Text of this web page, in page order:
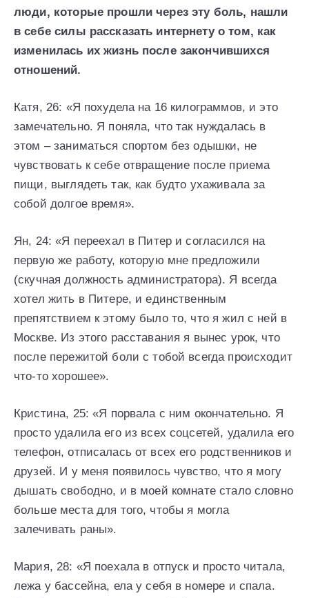
люди, которые прошли через эту боль, нашли
в себе силы рассказать интернету о том, как
изменилась их жизнь после закончившихся
отношений.
Катя, 26: «Я похудела на 16 килограммов, и это
замечательно. Я поняла, что так нуждалась в
этом – заниматься спортом без одышки, не
чувствовать к себе отвращение после приема
пищи, выглядеть так, как будто ухаживала за
собой долгое время».
Ян, 24: «Я переехал в Питер и согласился на
первую же работу, которую мне предложили
(скучная должность администратора). Я всегда
хотел жить в Питере, и единственным
препятствием к этому было то, что я жил с ней в
Москве. Из этого расставания я вынес урок, что
после пережитой боли с тобой всегда происходит
что-то хорошее».
Кристина, 25: «Я порвала с ним окончательно. Я
просто удалила его из всех соцсетей, удалила его
телефон, отписалась от всех его родственников и
друзей. И у меня появилось чувство, что я могу
дышать свободно, и в моей комнате стало словно
больше места для того, чтобы я могла
залечивать раны».
Мария, 28: «Я поехала в отпуск и просто читала,
лежа у бассейна, ела у себя в номере и спала.